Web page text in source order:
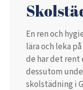
En ren och
lära och leka
de har det rent
dessutom
skolstädning i